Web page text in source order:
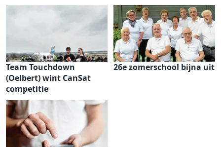
Team Touchdown
(Oelbert) wint CanSat
competitie
26e zomerschool bijna uit